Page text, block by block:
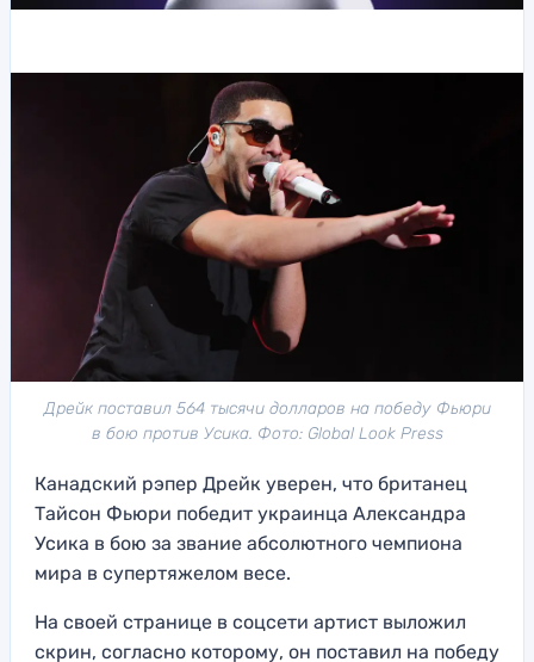
Дрейк поставил 564 тысячи долларов на победу Фьюри
в бою против Усика. Фото: Global Look Press
Канадский рэпер Дрейк уверен, что британец
Тайсон Фьюри победит украинца Александра
Усика в бою за звание абсолютного чемпиона
мира в супертяжелом весе.
На своей странице в соцсети артист выложил
скрин, согласно которому, он поставил на победу